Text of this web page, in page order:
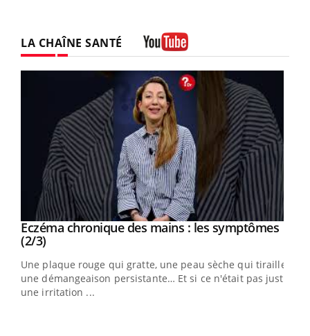
LA CHAÎNE SANTÉ
Youtube
Eczéma chronique des mains : les symptômes
(2/3)Youtube
Une plaque rouge qui gratte, une peau sèche qui tiraille,
une démangeaison persistante… Et si ce n'était pas juste
une irritation ...